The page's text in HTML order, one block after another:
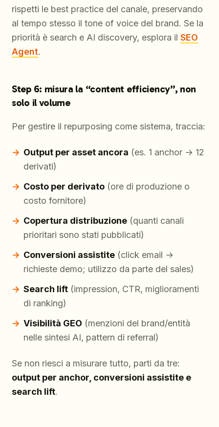
rispetti le best practice del canale, preservando
al tempo stesso il tone of voice del brand. Se la
priorità è search e AI discovery, esplora il SEO
Agent.
Step 6: misura la “content efficiency”, non
solo il volume
Per gestire il repurposing come sistema, traccia:
Output per asset ancora (es. 1 anchor → 12
derivati)
Costo per derivato (ore di produzione o
costo fornitore)
Copertura distribuzione (quanti canali
prioritari sono stati pubblicati)
Conversioni assistite (click email →
richieste demo; utilizzo da parte del sales)
Search lift (impression, CTR, miglioramenti
di ranking)
Visibilità GEO (menzioni del brand/entità
nelle sintesi AI, pattern di referral)
Se non riesci a misurare tutto, parti da tre:
output per anchor, conversioni assistite e
search lift.